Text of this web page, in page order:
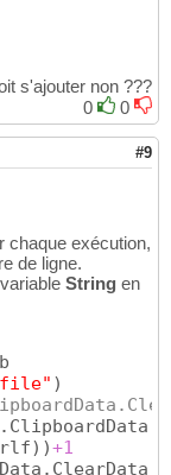
s'ajouter non ???
0
0
#9
chaque exécution,
de ligne.
String en
)
) )+1